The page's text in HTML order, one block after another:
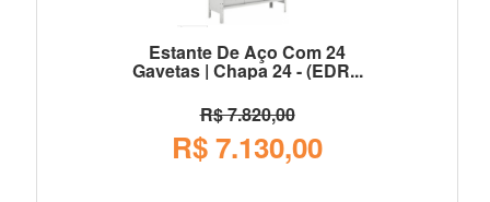
Estante De Aço Com 24
Gavetas | Chapa 24 - (EDR...
R$ 7.820,00
R$ 7.130,00